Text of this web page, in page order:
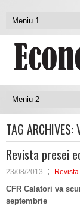
TAG ARCHIVES:
Revista presei
23/08/2013
CFR Calatori va
septembrie